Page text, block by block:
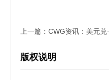
上一篇： CWG资讯：美元
版权说明